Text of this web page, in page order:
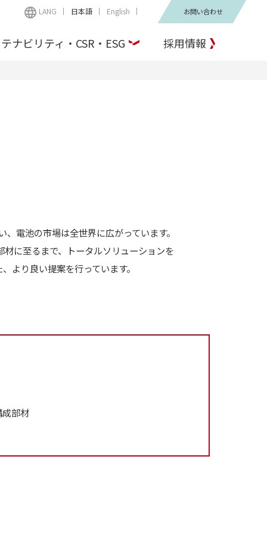
LANG 日本語 English お問い合わせ
ナビリティ・CSR・ESG 採用情報
電池の市場は全世界に広がっています。
に至るまで、トータルソリューションを
より良い提案を行っています。
部材